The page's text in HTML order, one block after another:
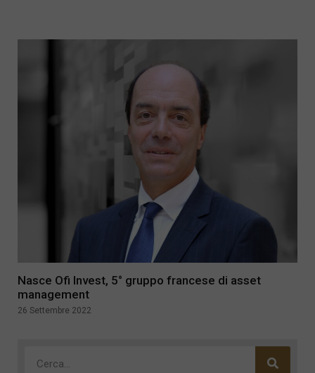
Nasce Ofi Invest, 5° gruppo francese di asset
management
26 Settembre 2022